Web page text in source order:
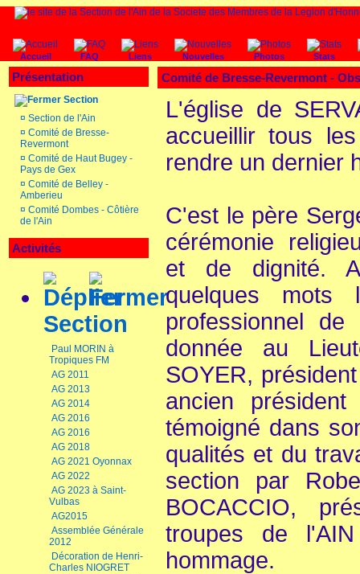
Accueil FAQ Liens Nouvelles Photos Stats
Présentation
Section
¤ Section de l'Ain
¤ Comité de Bresse-
Revermont
¤ Comité de Haut Bugey -
Pays de Gex
¤ Comité de Belley -
Amberieu
¤ Comité Dombes - Côtière
de l'Ain
Activités
Section
Paul MORIN à
Tropiques FM
AG 2011
AG 2013
AG 2014
AG 2016
AG 2016
AG 2018
AG 2021 Oyonnax
AG 2022
AG 2023 à Saint-
Vulbas
AG2015
Assemblée Générale
2012
Décoration de Henri-
Charles NIOGRET
Comité de Bresse-Revermont -
L'église de
accueillir tous
rendre un dernier
C'est le père
cérémonie
et de dignité.
quelques mots
professionnel
donnée au
SOYER,
ancien
témoigné dans
qualités et du
section par
BOCACCIO,
troupes de
hommage.